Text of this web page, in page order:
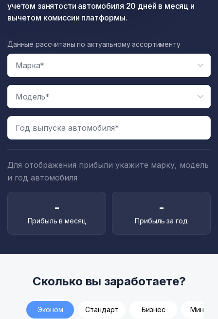
учетом занятости автомобиля 20 дней в месяц и
вычетом комиссии платформы.
Год выпуска автомобиля*
Данные рассчитаны по актуальному ассортименту
Для отображения прибыли укажите марку, модель
и год автомобиля
-
Прибыль в месяц
-
Прибыль за год
Сколько вы заработаете?
Эконом Стандарт Бизнес